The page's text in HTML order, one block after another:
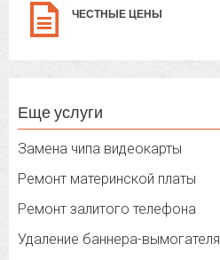
ЧЕСТНЫЕ ЦЕНЫ
Еще услуги
Замена чипа видеокарты
Ремонт материнской платы
Ремонт залитого телефона
Удаление баннера-вымогателя